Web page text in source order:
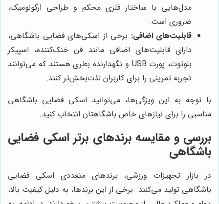
مدل‌هایی با ساختار فلزی محکم و طراحی ارگونومیک،
ضروری است.
قابلیت‌های اضافی: برخی از اسکی‌های فضایی باشگاهی،
دارای قابلیت‌های اضافی مانند فن خنک‌کننده، اسپیکر
بلوتوث، پورت USB و نگهدارنده بطری هستند که می‌توانند
تجربه تمرینی را برای کاربران لذت‌بخش‌تر کنند.
با توجه به این ویژگی‌ها، می‌توانید اسکی فضایی باشگاهی
مناسبی را برای نیازهای خاص باشگاهتان انتخاب کنید.
بررسی و مقایسه برندهای برتر اسکی فضایی
باشگاهی
در بازار تجهیزات ورزشی، برندهای متعددی اسکی فضایی
باشگاهی تولید می‌کنند. برخی از این برندها، به دلیل کیفیت بالا،